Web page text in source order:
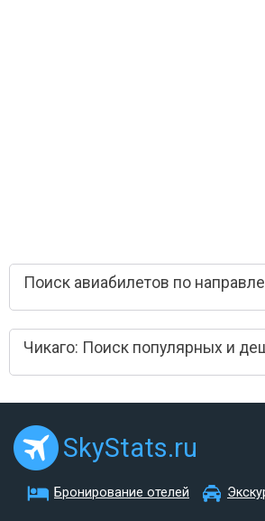
Поиск авиабилетов по
Чикаго: Поиск популярных и
SkyStats.ru
Бронирование отелей